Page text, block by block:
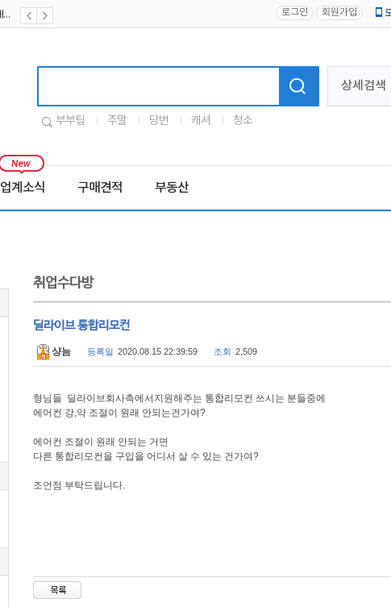
[공지] [호텔업] 유료서비스 이용약관 개정본2 (19.09.02) 로그인 회원가입
상세검색
부부팀 주말 당번 캐셔 청소
업계소식 구매견적 부동산
취업수다방
딜라이브 통합리모컨
샹늠 등록일 2020.08.15 22:39:59 조회 2,509
형님들 딜라이브회사측에서지원해주는 통합리모컨 쓰시는 분들중에
에어컨 강,약 조절이 원래 안되는건가여?
에어컨 조절이 원래 안되는 거면
다른 통합리모컨을 구입을 어디서 살 수 있는 건가여?
조언점 부탁드립니다.